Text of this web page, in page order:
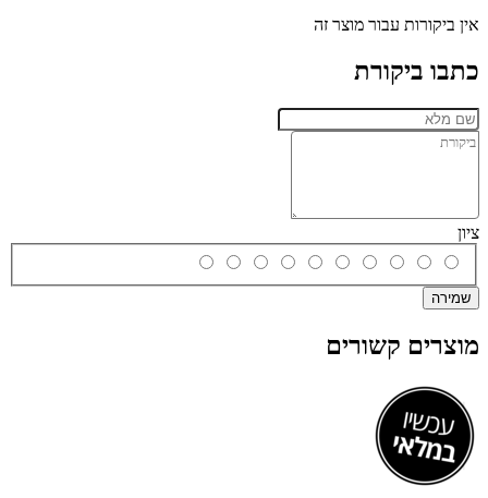
אין ביקורות עבור מוצר זה
כתבו ביקורת
ציון
שמירה
מוצרים קשורים